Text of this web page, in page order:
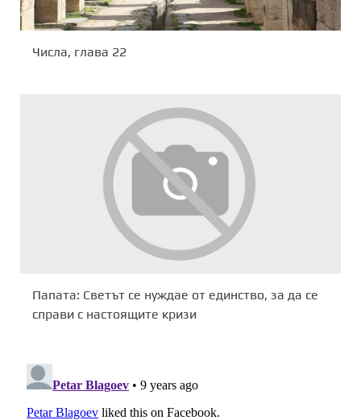
Числа, глава 22
Папата: Светът се нуждае от единство, за да се
справи с настоящите кризи